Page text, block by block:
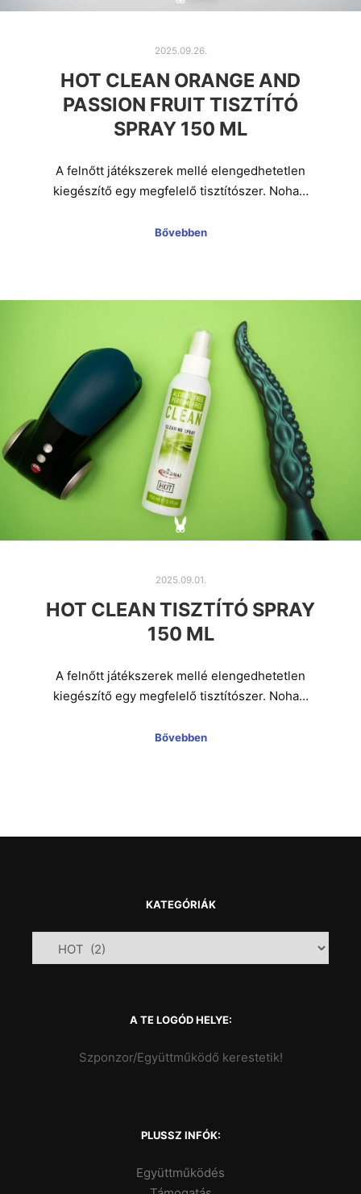
2025.09.26.
HOT CLEAN ORANGE AND
PASSION FRUIT TISZTÍTÓ
SPRAY 150 ML
A felnőtt játékszerek mellé elengedhetetlen
kiegészítő egy megfelelő tisztítószer. Noha…
Bővebben
2025.09.01.
HOT CLEAN TISZTÍTÓ SPRAY
150 ML
A felnőtt játékszerek mellé elengedhetetlen
kiegészítő egy megfelelő tisztítószer. Noha…
Bővebben
KATEGÓRIÁK
A TE LOGÓD HELYE:
Szponzor/Együttműködő kerestetik!
PLUSSZ INFÓK:
Együttműködés